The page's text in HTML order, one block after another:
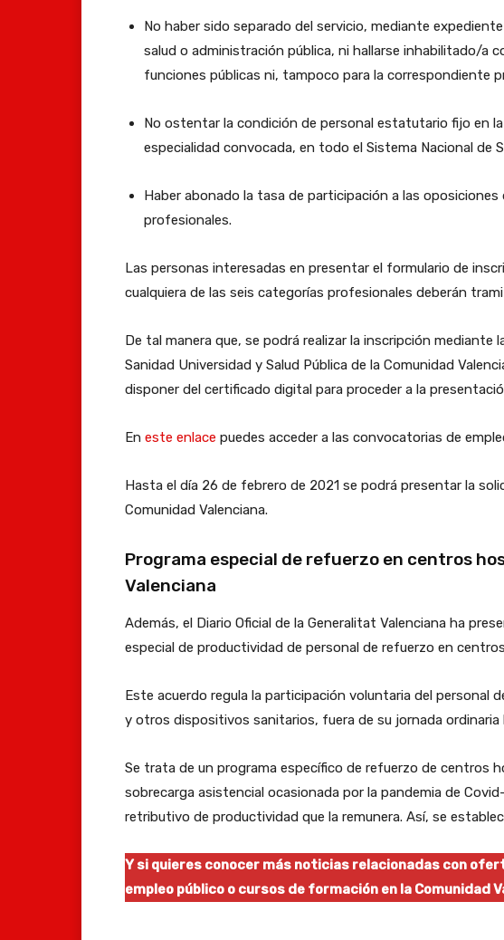
No haber sido separado del servicio, mediante
salud o administración pública, ni hallarse inhabilitado/a
funciones públicas ni, tampoco para la correspondiente
No ostentar la condición de personal estatutario fijo en
especialidad convocada, en todo el Sistema Nacional de
Haber abonado la tasa de participación a las
profesionales.
Las personas interesadas en presentar el formulario de
cualquiera de las seis categorías profesionales deberán
De tal manera que, se podrá realizar la inscripción mediante
Sanidad Universidad y Salud Pública de la Comunidad
disponer del certificado digital para proceder a la
En este enlace puedes acceder a las convocatorias de
Hasta el día 26 de febrero de 2021 se podrá presentar la
Comunidad Valenciana.
Programa especial de refuerzo en centros
Valenciana
Además, el Diario Oficial de la Generalitat Valenciana ha
especial de productividad de personal de refuerzo en
Este acuerdo regula la participación voluntaria del personal
y otros dispositivos sanitarios, fuera de su jornada
Se trata de un programa específico de refuerzo de centros
sobrecarga asistencial ocasionada por la pandemia de
retributivo de productividad que la remunera. Así, se
Y si quieres conocer más noticias relacionadas con
empleo público o cursos de formación en la Comunidad